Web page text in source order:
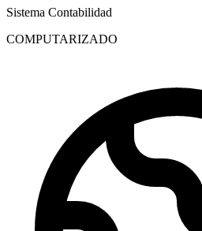
Sistema Contabilidad
COMPUTARIZADO